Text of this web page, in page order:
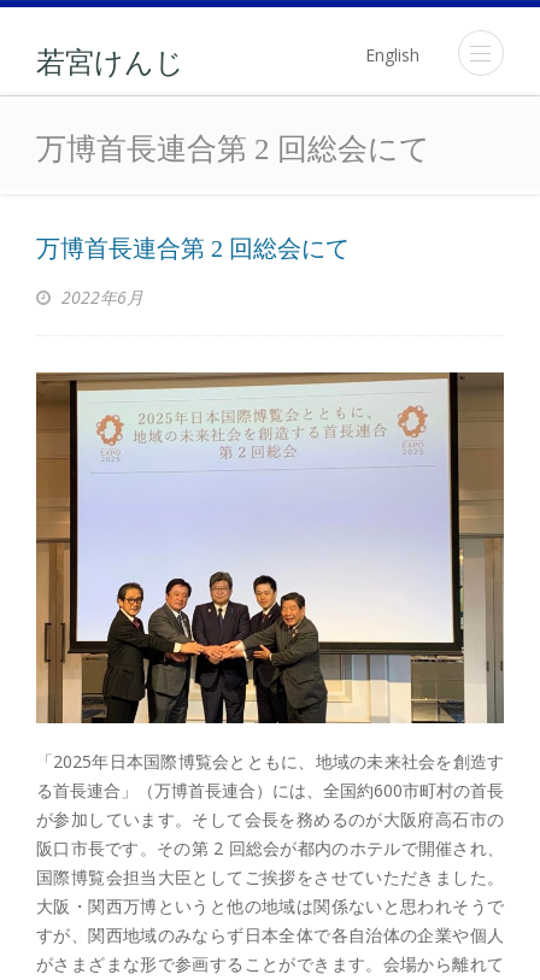
若宮けんじ English
万博首長連合第 2 回総会
万博首長連合第 2 回総会にて
万博首長連合第 2 回総会にて
2022年6月
「2025年日本国際博覧会とともに、地域の未来社会を創造す
る首長連合」（万博首長連合）には、全国約600市町村の首長
が参加しています。そして会長を務めるのが大阪府高石市の
阪口市長です。その第 2 回総会が都内のホテルで開催され、
国際博覧会担当大臣としてご挨拶をさせていただきました。
大阪・関西万博というと他の地域は関係ないと思われそうで
すが、関西地域のみならず日本全体で各自治体の企業や個人
がさまざまな形で参画することができます。会場から離れて